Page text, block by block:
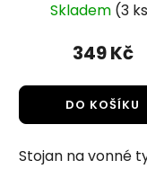
Skladem (3
349 Kč
DO KOŠÍKU
Stojan na vonné